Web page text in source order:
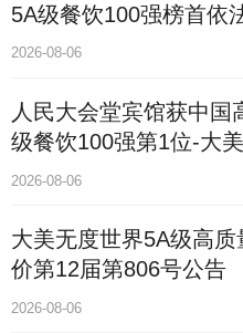
5A级餐饮100强榜首依
国
2026-08-06
人民大会堂宾馆获中国
级餐饮100强第1位-大
价通193国
2026-08-06
大美无度世界5A级高质
价第12届第806号公告
2026-08-06